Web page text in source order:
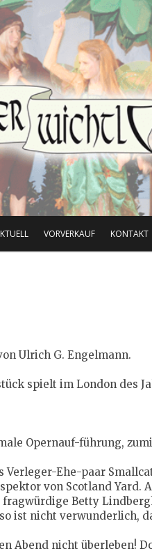
VORVERKAUF KONTAKT
Ulrich G. Engelmann.
spielt im London des
Opernauf-führung,
Ehe-paar
von Scotland Yard.
fragwürdige Betty
ist nicht verwunderlich,
Abend nicht überleben!